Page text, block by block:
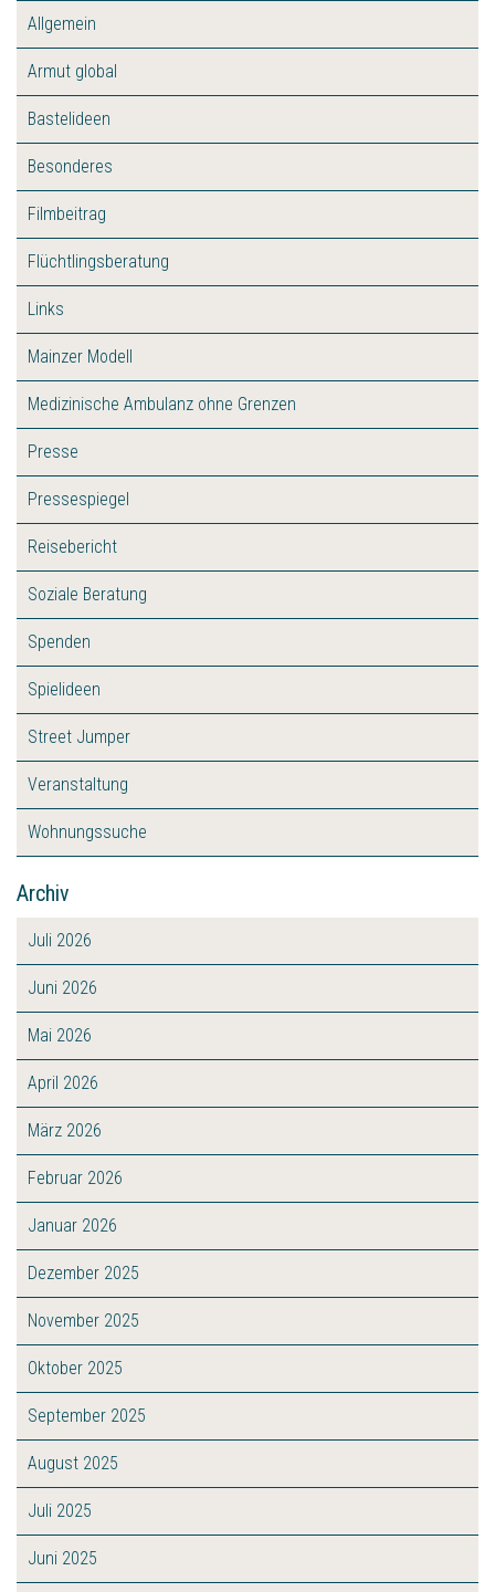
Allgemein
Armut global
Bastelideen
Besonderes
Filmbeitrag
Flüchtlingsberatung
Links
Mainzer Modell
Medizinische Ambulanz ohne Grenzen
Presse
Pressespiegel
Reisebericht
Soziale Beratung
Spenden
Spielideen
Street Jumper
Veranstaltung
Wohnungssuche
Archiv
Juli 2026
Juni 2026
Mai 2026
April 2026
März 2026
Februar 2026
Januar 2026
Dezember 2025
November 2025
Oktober 2025
September 2025
August 2025
Juli 2025
Juni 2025